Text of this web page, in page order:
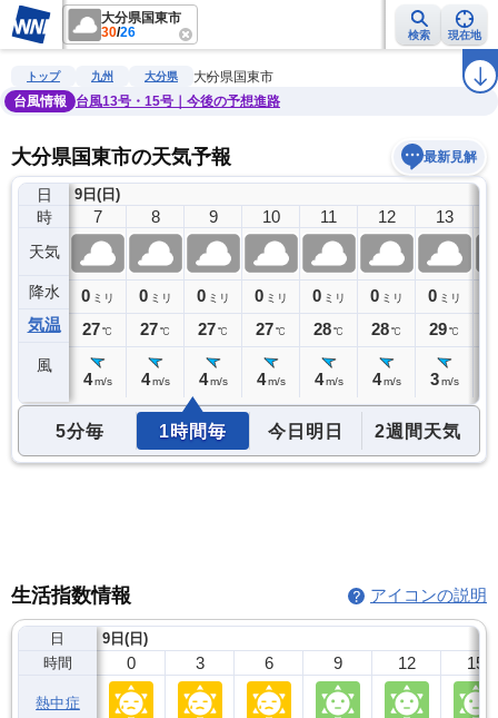
大分県国東市
30/26 検索 現在地
雨雲レーダー 台風情報 地震情報 ラ
トップ 九州 大分県
大分県国東市
台風情報
台風13号・15号｜今後の予想進路
大分県国東市の天気予報 最新見解
日
時
天気
降水
気温
風
9日(日)
6
0ミリ
26℃
7
0 ミリ
27℃
4 m/s
8
0 ミリ
27℃
4 m/s
9
0 ミリ
27℃
4 m/s
10
0 ミリ
27℃
4 m/s
11
0 ミリ
28℃
4 m/s
12
0 ミリ
28℃
4 m/s
13
0 ミリ
29℃
3 m/s
5分毎 1時間毎 今日明日 2週間天気
生活指数情報 アイコンの説明
日
時間
熱中症
9日(日)
0 3 6 9 12 15